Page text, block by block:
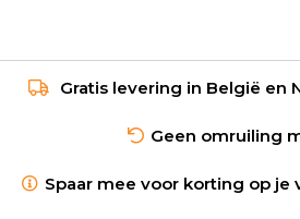
Gratis levering in België en
Geen omruiling
Spaar mee voor korting op je